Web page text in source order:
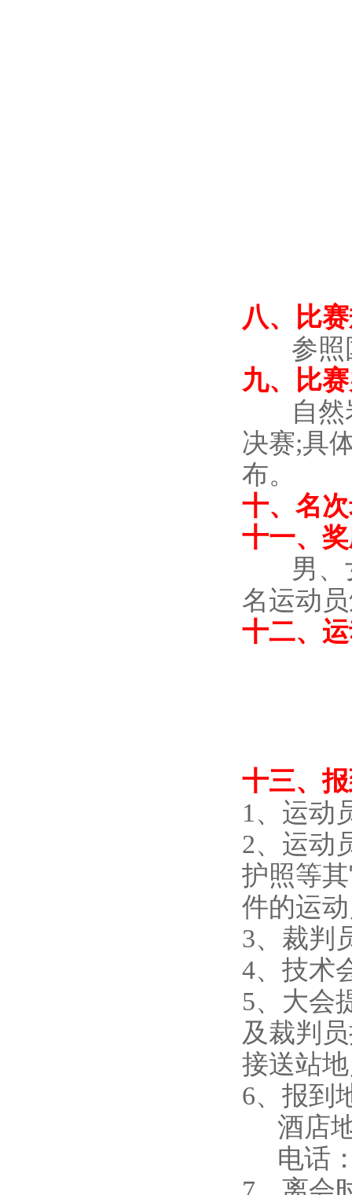
八、比
参照
九、比
自
决赛;具
布。
十、名
十一、
男
名运动
十二、
十三、
1、运动
2、运动
护照等
件的运
3、裁判
4、技术
5、大会
及裁判
接送站
6、报到
酒店地
电话：